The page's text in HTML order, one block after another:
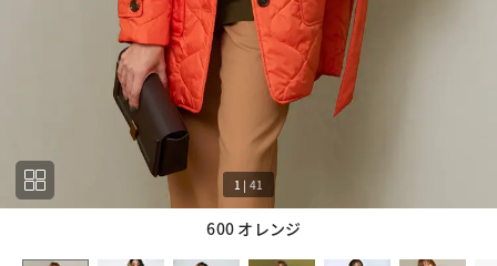
600 オレンジ
1 | 41